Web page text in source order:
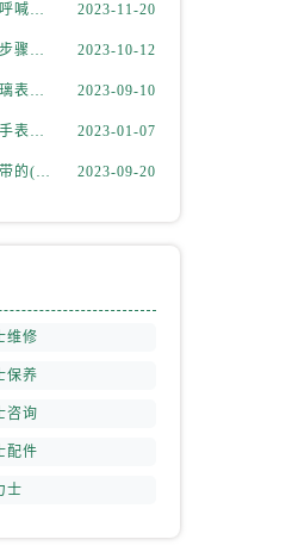
听取劳力士内部零件的呼喊，似有无尽的故事等待我们去探索 2023-11-20
劳力士手表表扣的更换步骤（如何更换手表的表扣） 2023-10-12
劳力士机械表后面是玻璃表盘(如何正确清洁和保养) 2023-09-10
如何清洁和保养劳力士手表的机芯 2023-01-07
劳力士机械表怎么换表带的(简单易学的步骤) 2023-09-20
维修
保养
咨询
配件
士